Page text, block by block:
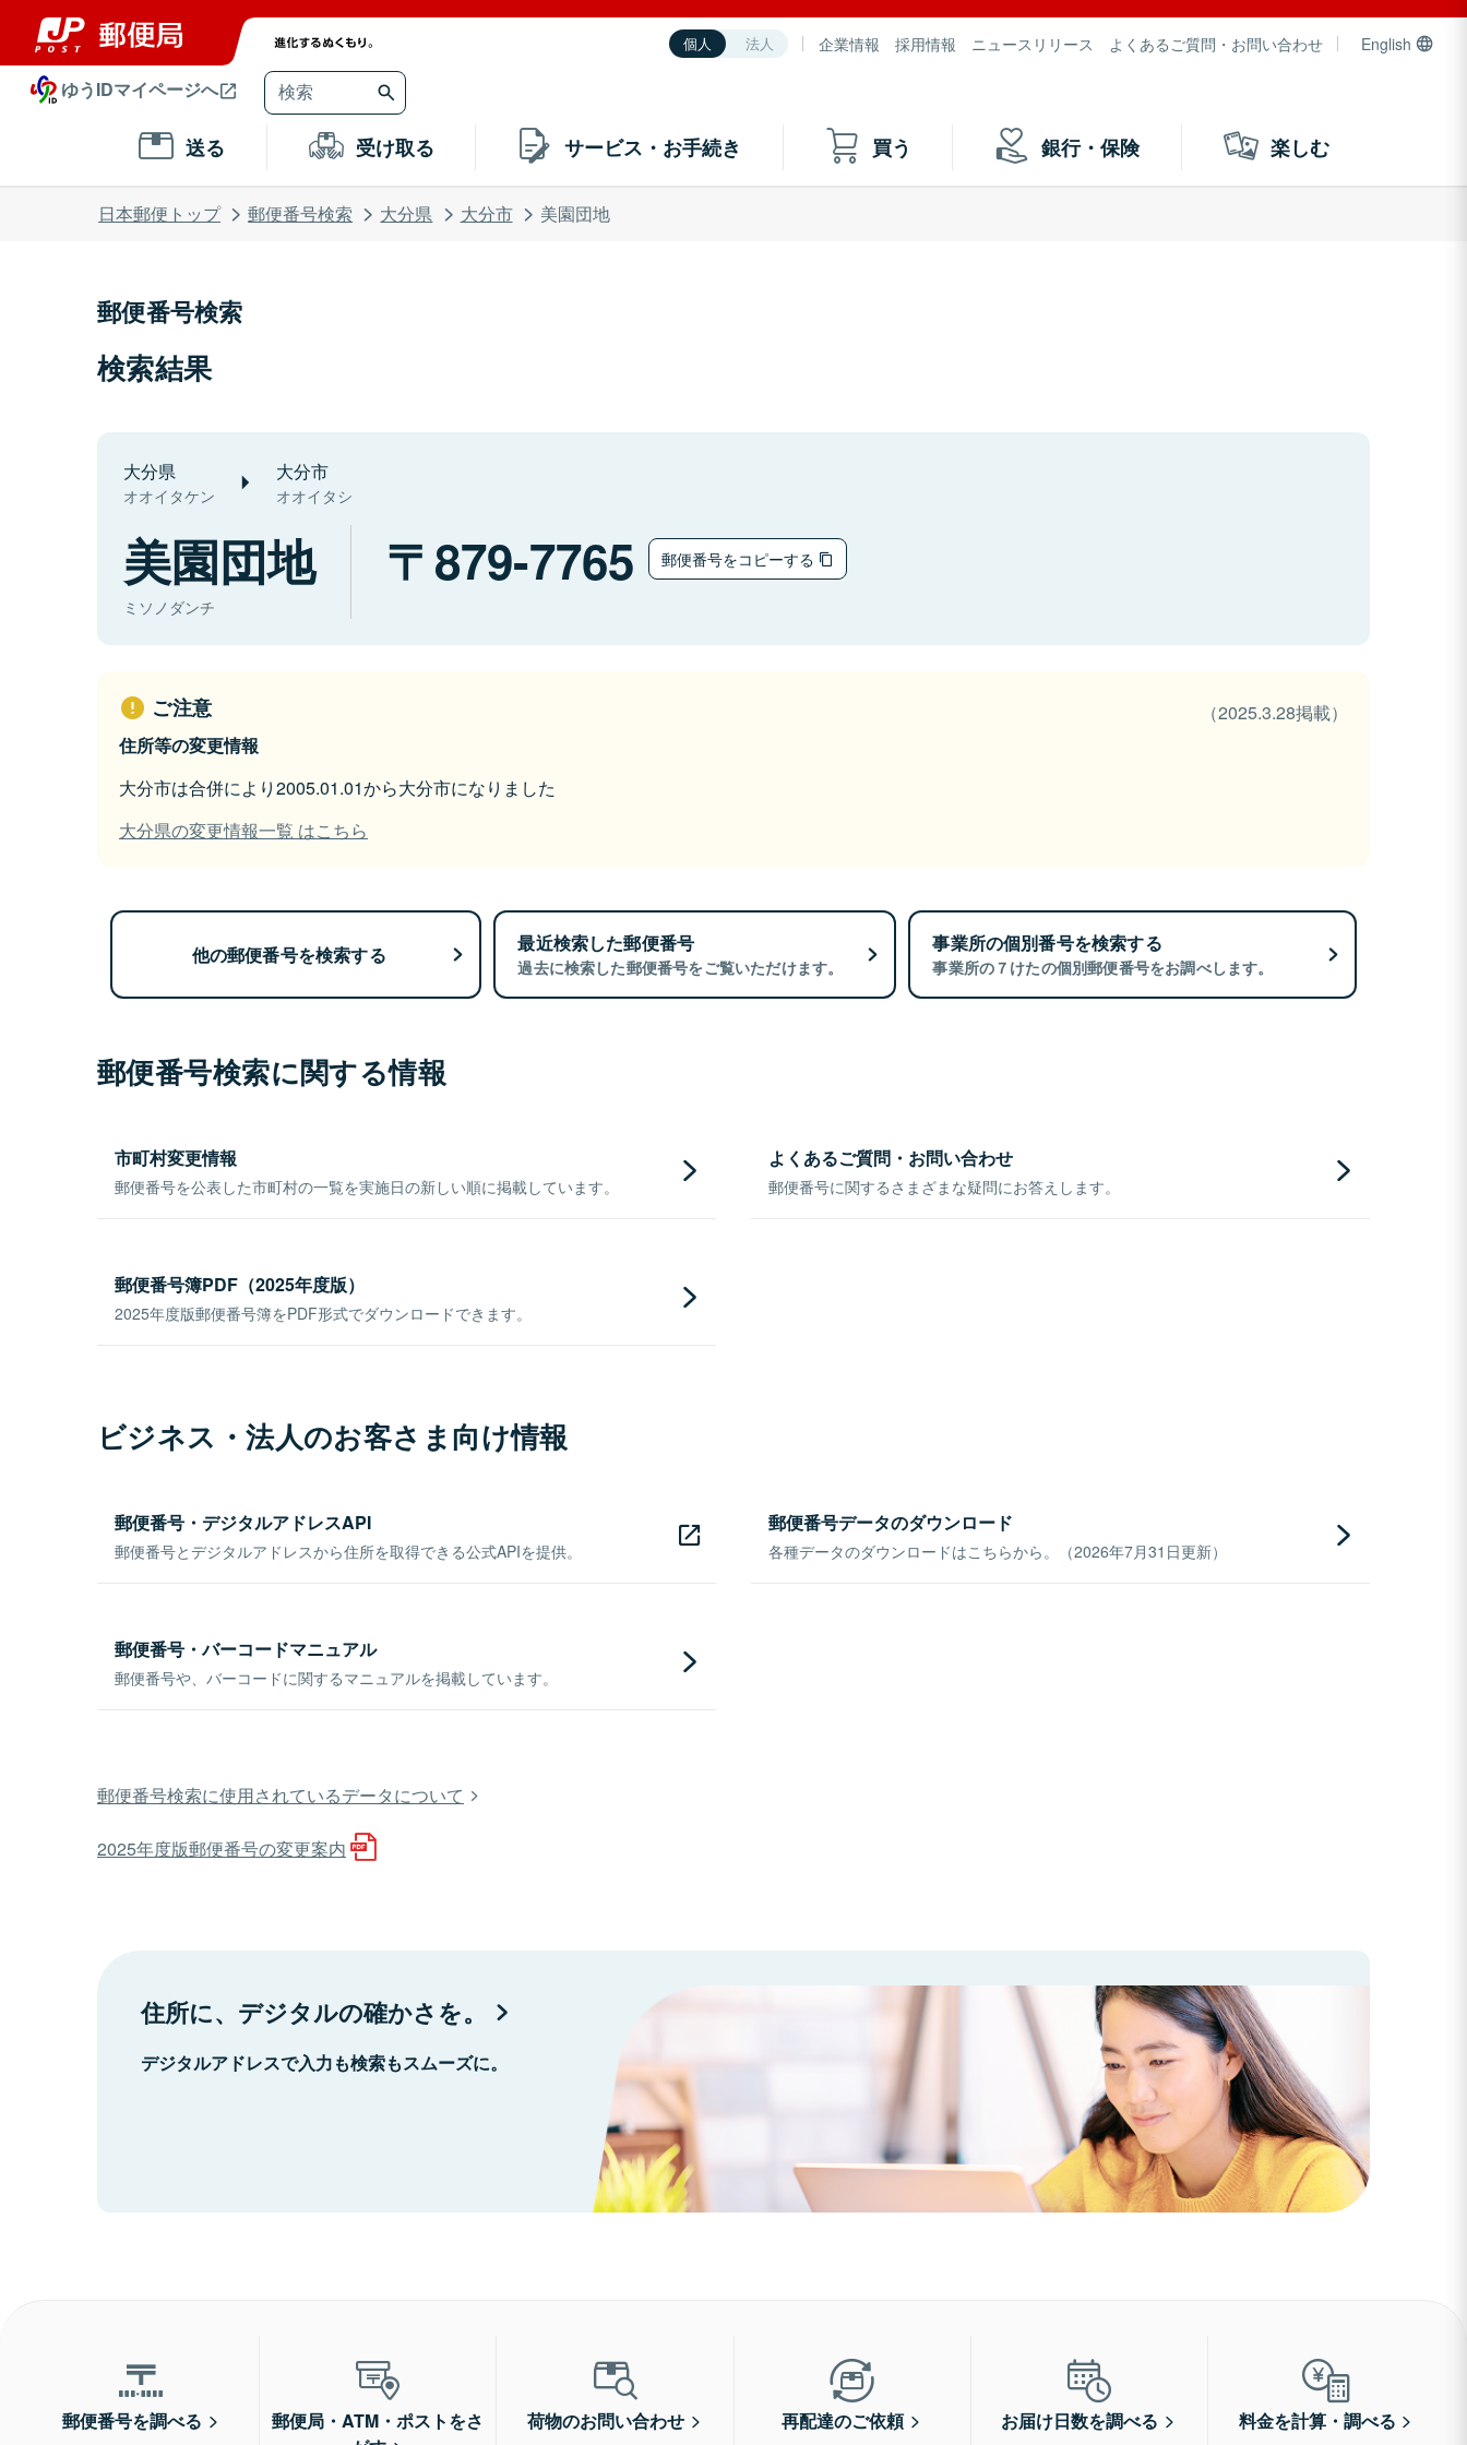
個人 法人 企業情報 採用情報 ニュースリリース よくあるご質問・お問い合わせ English
ゆうIDマイページへ
送る 受け取る サービス・お手続き 買う 銀行・保険 楽しむ
日本郵便トップ 郵便番号検索 大分県 大分市 美園団地
郵便番号検索
検索結果
大分県
オオイタケン
大分市
オオイタシ
美園団地
ミソノダンチ
879-7765 郵便番号をコピーする
ご注意
（2025.3.28掲載）
住所等の変更情報
大分市は合併により2005.01.01から大分市になりました
大分県の変更情報一覧 はこちら
他の郵便番号を検索する 最近検索した郵便番号
過去に検索した郵便番号をご覧いただけます。
事業所の個別番号を検索する
事業所の７けたの個別郵便番号をお調べします。
郵便番号検索に関する情報
市町村変更情報
郵便番号を公表した市町村の一覧を実施日の新しい順に掲載しています。
よくあるご質問・お問い合わせ
郵便番号に関するさまざまな疑問にお答えします。
郵便番号簿PDF（2025年度版）
2025年度版郵便番号簿をPDF形式でダウンロードできます。
ビジネス・法人のお客さま向け情報
郵便番号・デジタルアドレスAPI
郵便番号とデジタルアドレスから住所を取得できる公式APIを提供。
郵便番号データのダウンロード
各種データのダウンロードはこちらから。（2026年7月31日更新）
郵便番号・バーコードマニュアル
郵便番号や、バーコードに関するマニュアルを掲載しています。
郵便番号検索に使用されているデータについて
2025年度版郵便番号の変更案内
住所に、デジタルの確かさを。
デジタルアドレスで入力も検索もスムーズに。
郵便番号を調べる
郵便局・ATM・ポストをさ
荷物のお問い合わせ 再配達のご依頼 お届け日数を調べる 料金を計算・調べる